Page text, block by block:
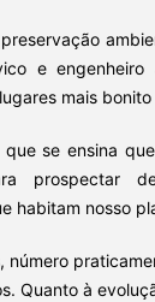
e engenheiro
mais
se ensina
prospectar
habitam nosso
número
Quanto à